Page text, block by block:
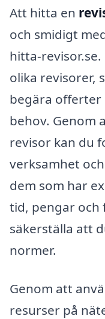
Att hitta en
och smidigt
hitta-
olika revisorer,
begära offerter
behov. Genom
revisor kan du
verksamhet
dem som har
tid, pengar
säkerställa att
normer.
Genom att
resurser på